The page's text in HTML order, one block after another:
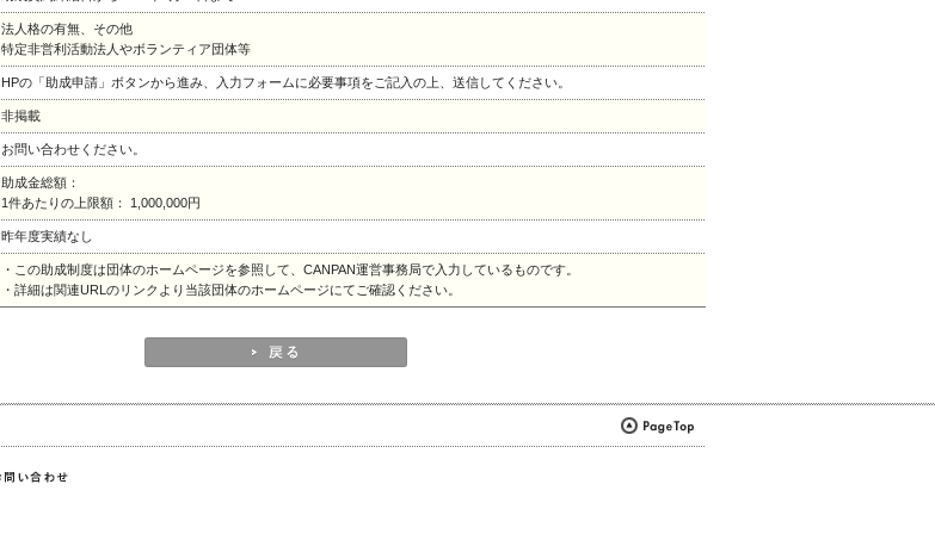
法人格の有無、その他
特定非営利活動法人やボランティア団体等
HPの「助成申請」ボタンから進み、入力フォームに必要事項をご記入の上、送信してください。
非掲載
お問い合わせください。
助成金総額：
1件あたりの上限額： 1,000,000円
昨年度実績なし
・この助成制度は団体のホームページを参照して、CANPAN運営事務局で入力しているものです。
・詳細は関連URLのリンクより当該団体のホームページにてご確認ください。